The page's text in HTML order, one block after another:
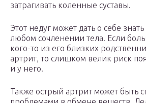
затрагивать коленные суставы.
Этот недуг может дать о себе
любом сочленении тела. Если
кого-то из его близких
артрит, то слишком велик риск
и у него.
Также острый артрит может быть